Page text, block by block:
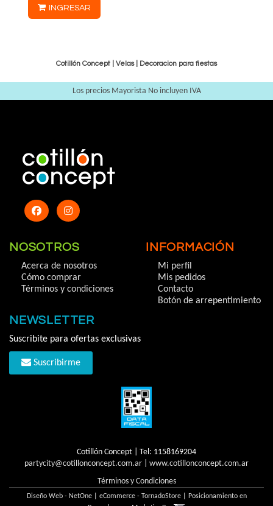
INGRESAR
Cotillón Concept | Velas| Decoracion para fiestas
Los precios Mayorista No incluyen IVA
NOSOTROS
Acerca de nosotros
Cómo comprar
Términos y condiciones
INFORMACIÓN
Mi perfil
Mis pedidos
Contacto
Botón de arrepentimiento
NEWSLETTER
Suscribite para ofertas exclusivas
Suscribirme
Cotillón Concept | Tel: 1158169204
partycity@cotillonconcept.com.ar
www.cotillonconcept.com.ar
Términos y Condiciones
Diseño Web - NetOne| eCommerce - TornadoStore| Posicionamiento en